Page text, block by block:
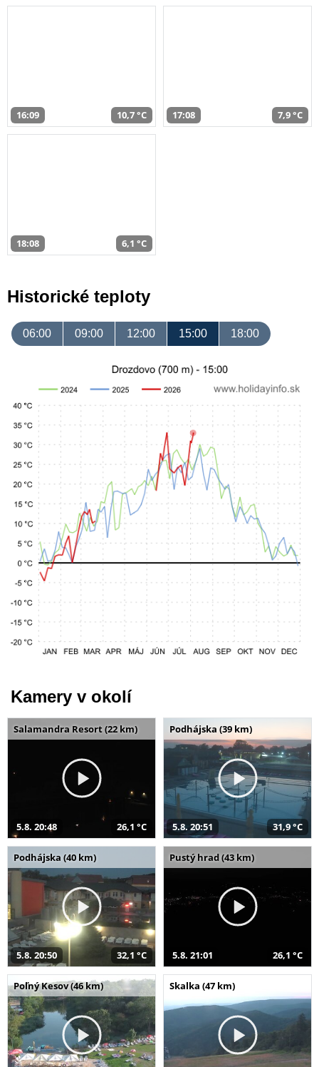
16:09 10,7 °C 17:08 7,9 °C
18:08 6,1 °C
Historické teploty
06:00 09:00 12:00 15:00 18:00
Kamery v okolí
Salamandra Resort (22 km)
5.8. 20:48 26,1 °C
Podhájska (39 km)
5.8. 20:51 31,9 °C
Podhájska (40 km)
5.8. 20:50 32,1 °C
Pustý hrad (43 km)
5.8. 21:01 26,1 °C
Poľný Kesov (46 km) Skalka (47 km)